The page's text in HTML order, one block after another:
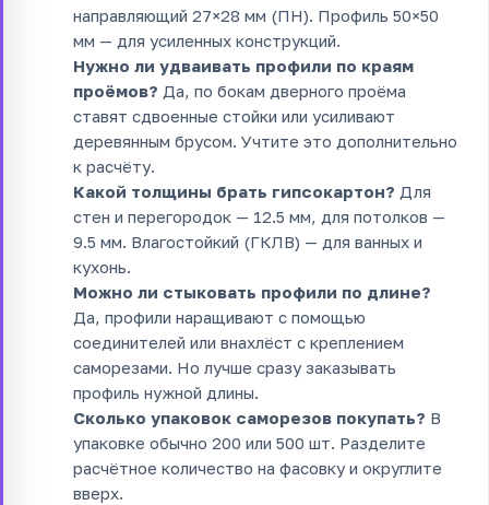
направляющий 27×28 мм (ПН). Профиль 50×50
мм — для усиленных конструкций.
Нужно ли удваивать профили по краям
проёмов? Да, по бокам дверного проёма
ставят сдвоенные стойки или усиливают
деревянным брусом. Учтите это дополнительно
к расчёту.
Какой толщины брать гипсокартон? Для
стен и перегородок — 12.5 мм, для потолков —
9.5 мм. Влагостойкий (ГКЛВ) — для ванных и
кухонь.
Можно ли стыковать профили по длине?
Да, профили наращивают с помощью
соединителей или внахлёст с креплением
саморезами. Но лучше сразу заказывать
профиль нужной длины.
Сколько упаковок саморезов покупать? В
упаковке обычно 200 или 500 шт. Разделите
расчётное количество на фасовку и округлите
вверх.